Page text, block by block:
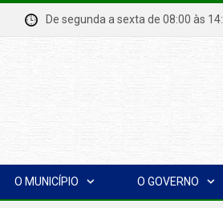
De segunda a sexta de 08:00
O MUNICÍPIO O GOVERNO